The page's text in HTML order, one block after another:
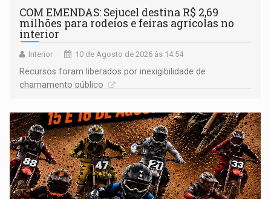
COM EMENDAS: Sejucel destina R$ 2,69
milhões para rodeios e feiras agrícolas no
interior
Interior 10 de Agosto de 2026 às 14:54
Recursos foram liberados por inexigibilidade de
chamamento público